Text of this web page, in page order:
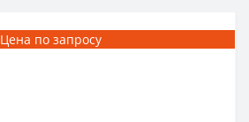
Цена по запросу